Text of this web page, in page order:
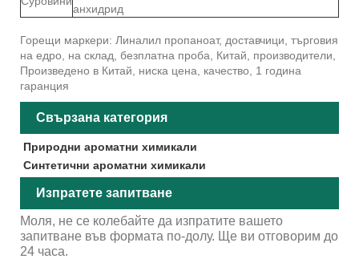
анхидрид
Горещи маркери: Линалил пропаноат, доставчици, търговия
на едро, на склад, безплатна проба, Китай, производители,
Произведено в Китай, ниска цена, качество, 1 година
гаранция
Свързана категория
Природни ароматни химикали
Синтетични ароматни химикали
Изпратете запитване
Моля, не се колебайте да изпратите вашето
запитване във формата по-долу. Ще ви отговорим до
24 часа.